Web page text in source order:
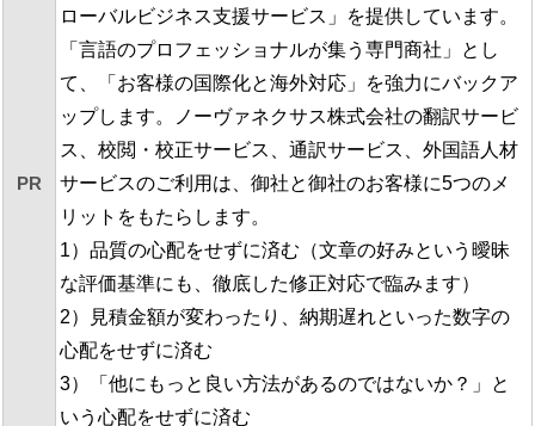
PR
ローバルビジネス支援サービス」を提供しています。
「言語のプロフェッショナルが集う専門商社」とし
て、「お客様の国際化と海外対応」を強力にバックア
ップします。ノーヴァネクサス株式会社の翻訳サービ
ス、校閲・校正サービス、通訳サービス、外国語人材
サービスのご利用は、御社と御社のお客様に5つのメ
リットをもたらします。
1）品質の心配をせずに済む（文章の好みという曖昧
な評価基準にも、徹底した修正対応で臨みます）
2）見積金額が変わったり、納期遅れといった数字の
心配をせずに済む
3）「他にもっと良い方法があるのではないか？」と
いう心配をせずに済む